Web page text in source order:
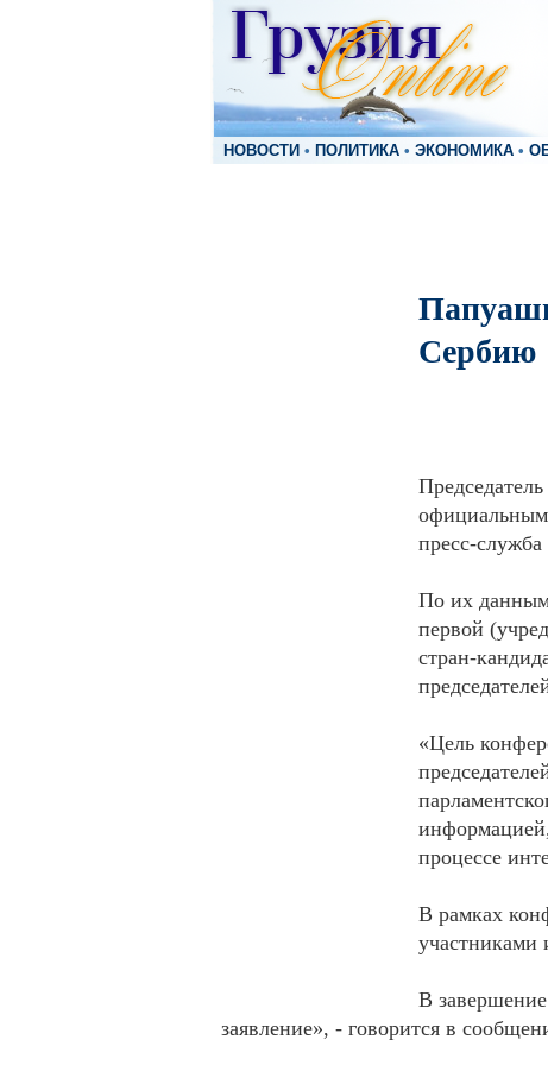
НОВОСТИ • ПОЛИТИКА • ЭКОНОМИКА •
Сербию
официальным
пресс-
По их
первой
стран-
«Цель
процессе
В рамках
участниками
В
заявление», - говорится в